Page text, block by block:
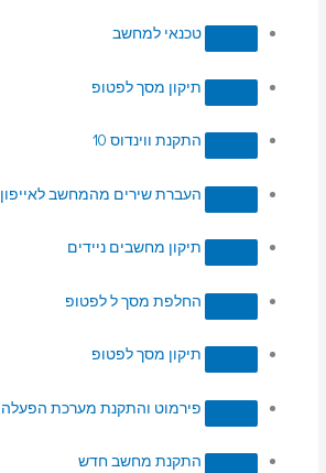
טכנאי למחשב
תיקון מסך לפטופ
התקנת ווינדוס 10
העברת שירים מהמחשב לאייפון
תיקון מחשבים ניידים
החלפת מסך ל לפטופ
תיקון מסך לפטופ
פירמוט והתקנת מערכת הפעלה
התקנת מחשב חדש